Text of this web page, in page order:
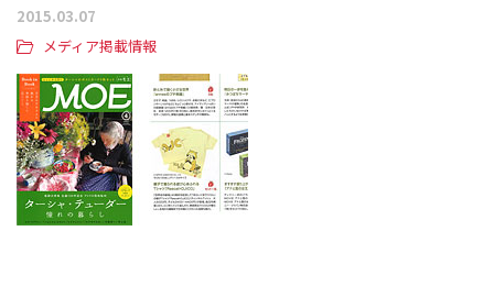
2015.03.07
メディア掲載情報